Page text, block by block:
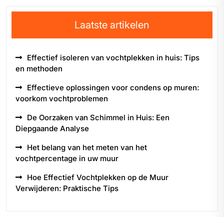
Laatste artikelen
Effectief isoleren van vochtplekken in huis: Tips
en methoden
Effectieve oplossingen voor condens op muren:
voorkom vochtproblemen
De Oorzaken van Schimmel in Huis: Een
Diepgaande Analyse
Het belang van het meten van het
vochtpercentage in uw muur
Hoe Effectief Vochtplekken op de Muur
Verwijderen: Praktische Tips